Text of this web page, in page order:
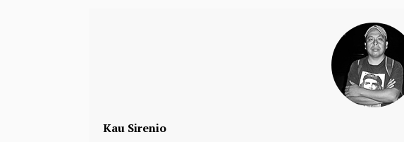
Kau Sirenio